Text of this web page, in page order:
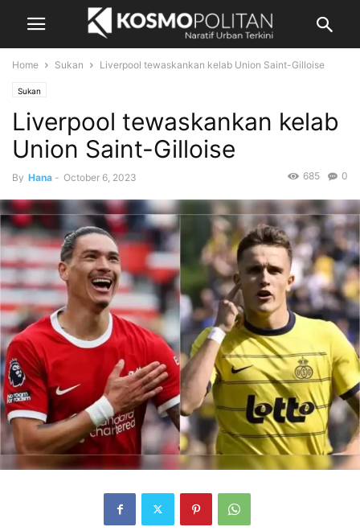
Home Sukan Liverpool tewaskankan kelab Union Saint-Gilloise
Sukan
Liverpool tewaskankan kelab
Union Saint-Gilloise
By Hana - October 6, 2023 0
685